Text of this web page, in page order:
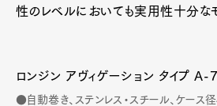
性のレベルにおいても実用性十分な
ロンジン アヴィゲーション タイプ A-
●自動巻き、ステンレス・スチール、ケース